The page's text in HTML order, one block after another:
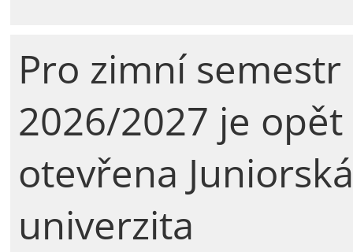
Pro zimní semestr
2026/2027 je opět
otevřena Juniorská
univerzita